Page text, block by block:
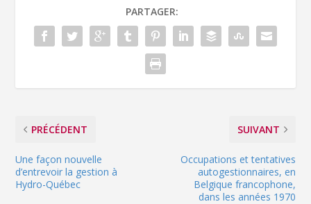
PARTAGER:
PRÉCÉDENT
Une façon nouvelle
d’entrevoir la gestion à
Hydro-Québec
SUIVANT
Occupations et tentatives
autogestionnaires, en
Belgique francophone,
dans les années 1970